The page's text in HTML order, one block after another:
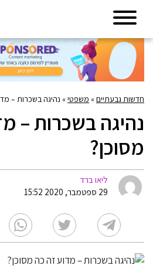
חדשות גבעתיים» משפטי» נהיגה בשכרות –
נהיגה בשכרות –
מסוכן?
ליאו ברד
29 ספטמבר, 2020 15:52